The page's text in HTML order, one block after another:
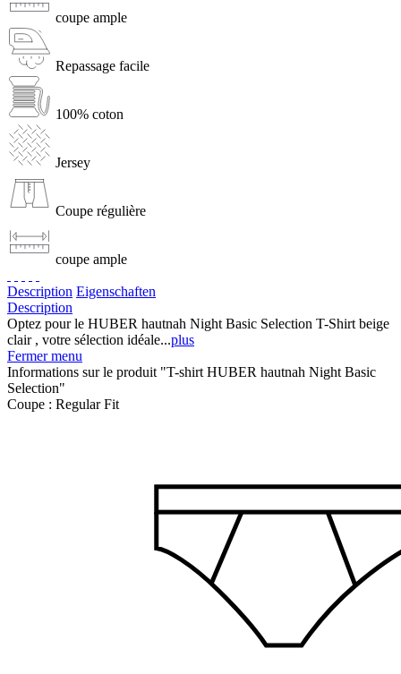
coupe ample
Repassage facile
100% coton
Jersey
Coupe régulière
coupe ample
Description Eigenschaften
Description
Optez pour le HUBER hautnah Night Basic Selection T-Shirt beige
clair , votre sélection idéale...plus
Fermer menu
Informations sur le produit "T-shirt HUBER hautnah Night Basic
Selection"
Coupe : Regular Fit